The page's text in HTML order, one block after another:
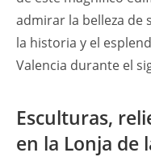
admirar la belleza de
la historia y el
Valencia durante el
Esculturas,
en la Lonja de